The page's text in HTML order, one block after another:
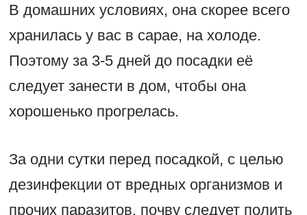
В домашних условиях, она скорее всего
хранилась у вас в сарае, на холоде.
Поэтому за 3-5 дней до посадки её
следует занести в дом, чтобы она
хорошенько прогрелась.
За одни сутки перед посадкой, с целью
дезинфекции от вредных организмов и
прочих паразитов, почву следует полить